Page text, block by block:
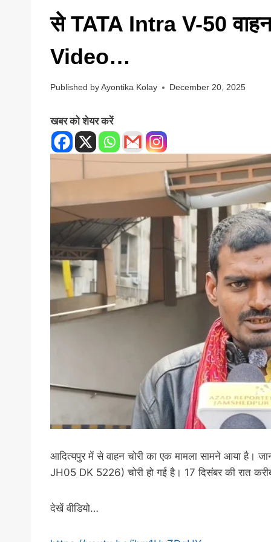
से TATA Intra V-50 वाहन
Video…
Published by Ayontika Kolay December 20, 2025
खबर को शेयर करें
आदित्यपुर में से वाहन चोरी का एक मामला सामने आया है।
JH05 DK 5226) चोरी हो गई है। 17 दिसंबर की रात
देखें वीडियो…